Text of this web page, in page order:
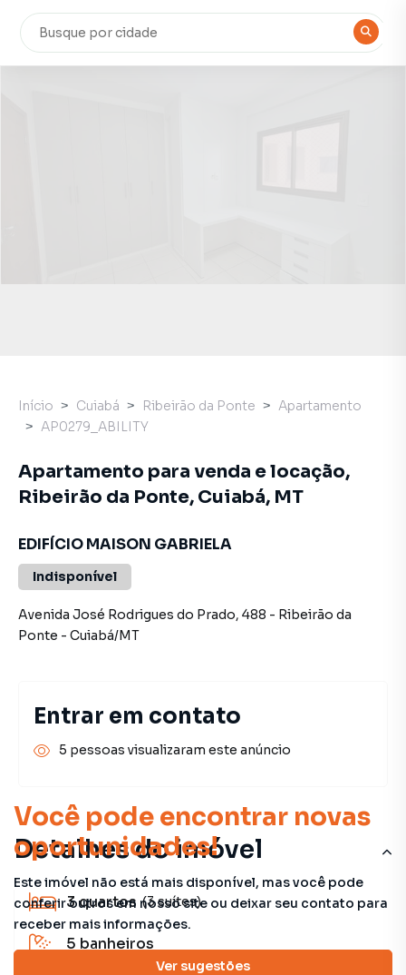
Você pode encontrar novas
oportunidades!
Este imóvel não está mais disponível, mas você pode
conferir outros em nosso site ou deixar seu contato para
receber mais informações.
Ver sugestões
Detalhes do imóvel
3quartos (3 suítes)
5 banheiros
Início Cuiabá Ribeirão da Ponte
Apartamento
AP0279_ABILITY
Apartamento para venda e locação,
Ribeirão da Ponte, Cuiabá, MT
EDIFÍCIO MAISON GABRIELA
Indisponível
Avenida José Rodrigues do Prado, 488 - Ribeirão da
Ponte - Cuiabá/MT
Entrar em contato
5 pessoas visualizaram este anúncio